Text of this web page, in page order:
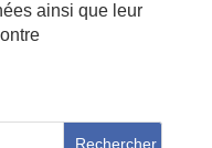
ainsi que leur